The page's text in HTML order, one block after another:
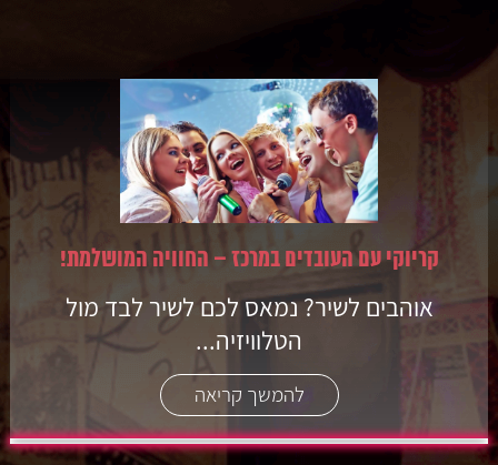
קריוקי עם העובדים במרכז – החוויה המושלמת!
אוהבים לשיר? נמאס לכם לשיר לבד מול
הטלוויזיה...
להמשך קריאה